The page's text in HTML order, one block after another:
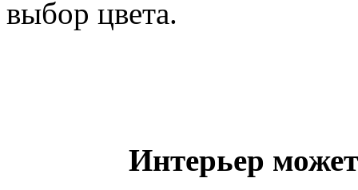
выбор цвета.
Интерьер